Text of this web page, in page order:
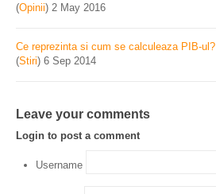
(Opinii) 2 May 2016
Ce reprezinta si cum se calculeaza PIB-ul?
(Stiri) 6 Sep 2014
Leave your comments
Login to post a comment
Username